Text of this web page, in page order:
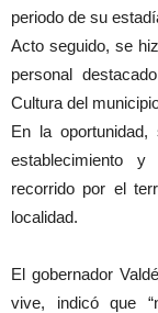
periodo de su
Acto seguido, se
personal
Cultura del
En la
establecimiento
recorrido por el
localidad.
El gobernador
vive, indicó que